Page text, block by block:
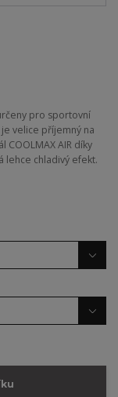
pro sportovní
velice příjemný na
AIR díky
lehce chladivý efekt.